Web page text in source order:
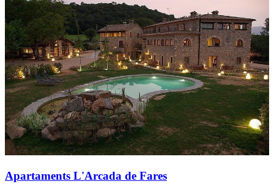
Apartaments L'Arcada de Fares